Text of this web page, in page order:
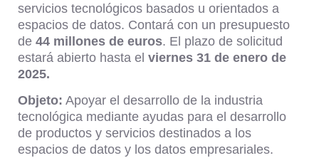
servicios tecnológicos basados u orientados a
espacios de datos. Contará con un presupuesto
de 44 millones de euros. El plazo de solicitud
estará abierto hasta el viernes 31 de enero de
2025.
Objeto: Apoyar el desarrollo de la industria
tecnológica mediante ayudas para el desarrollo
de productos y servicios destinados a los
espacios de datos y los datos empresariales.